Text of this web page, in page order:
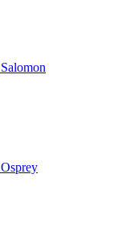
Salomon
Osprey